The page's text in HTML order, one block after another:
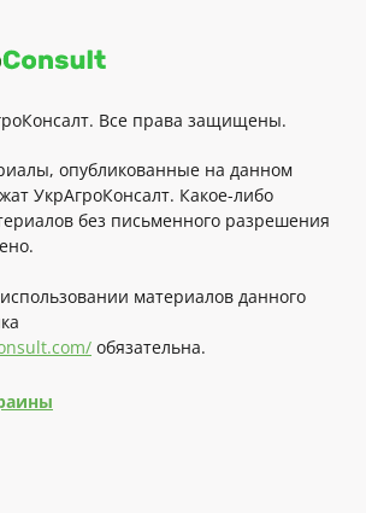
Все права защищены.
опубликованные на данном
УкрАгроКонсалт. Какое-либо
без письменного разрешения
материалов данного
обязательна.